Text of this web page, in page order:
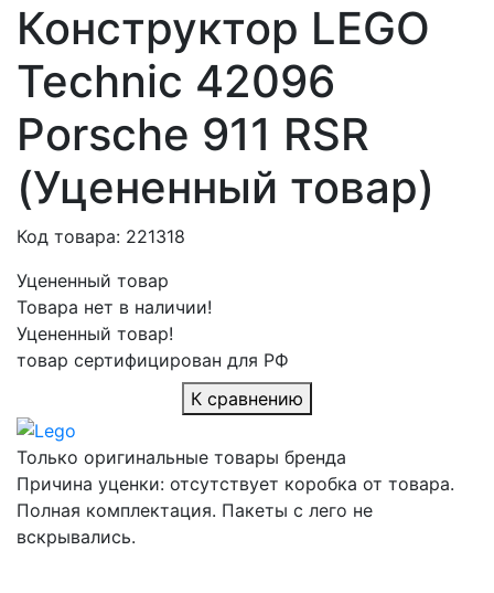
Конструктор LEGO
Technic 42096
Porsche 911 RSR
(Уцененный товар)
Код товара: 221318
Уцененный товар
Товара нет в наличии!
Уцененный товар!
товар сертифицирован для РФ
К сравнению
Только оригинальные товары бренда
Причина уценки: отсутствует коробка от товара.
Полная комплектация. Пакеты с лего не
вскрывались.